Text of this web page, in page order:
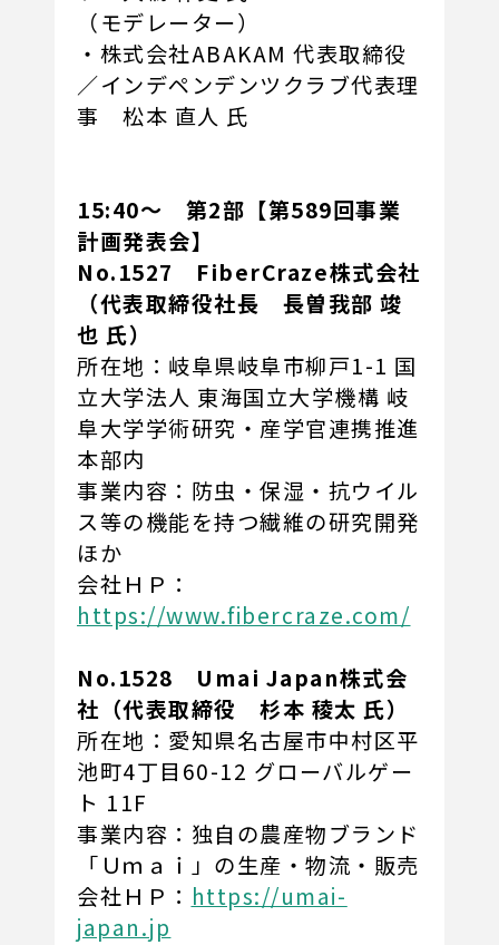
（モデレーター）
・株式会社ABAKAM 代表取締役
／インデペンデンツクラブ代表理
事 松本 直人 氏
15:40～ 第2部【第589回事業
計画発表会】
No.1527 FiberCraze株式会社
（代表取締役社長 長曽我部 竣
也 氏）
所在地：岐阜県岐阜市柳戸1-1 国
立大学法人 東海国立大学機構 岐
阜大学学術研究・産学官連携推進
本部内
事業内容：防虫・保湿・抗ウイル
ス等の機能を持つ繊維の研究開発
ほか
会社ＨＰ：
https://www.fibercraze.com/
No.1528 Umai Japan株式会
社（代表取締役 杉本 稜太 氏）
所在地：愛知県名古屋市中村区平
池町4丁目60-12 グローバルゲー
ト 11F
事業内容：独自の農産物ブランド
「Ｕｍａｉ」の生産・物流・販売
会社ＨＰ： https://umai-
japan.jp